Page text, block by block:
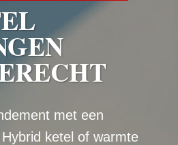
met een
ketel of warmte